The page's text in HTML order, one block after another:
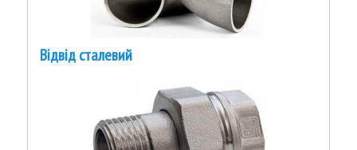
Відвід сталевий